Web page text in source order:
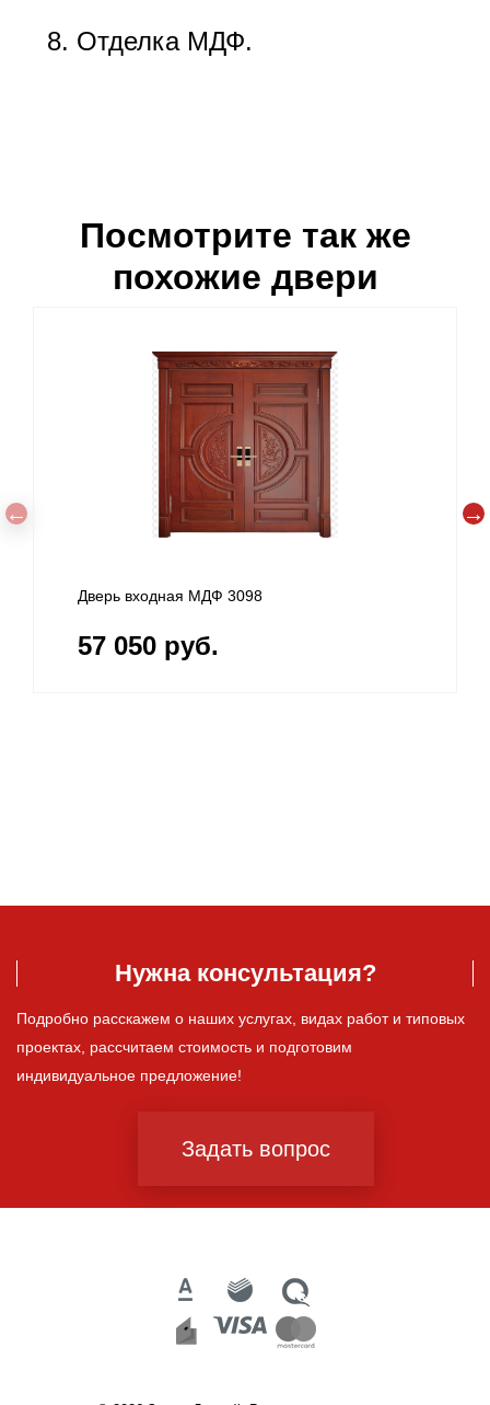
Отделка МДФ.
Посмотрите так же
похожие двери
Дверь входная МДФ 3098
57 050 руб.
Нужна консультация?
Подробно расскажем о наших услугах, видах работ и типовых
проектах, рассчитаем стоимость и подготовим
индивидуальное предложение!
Задать вопрос